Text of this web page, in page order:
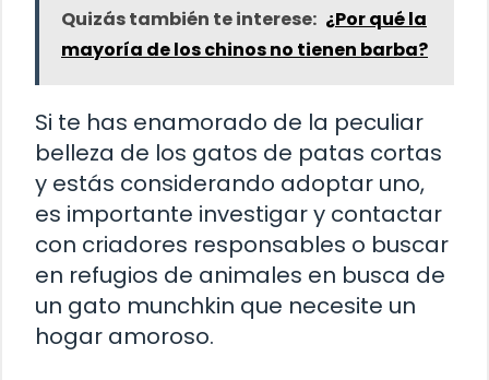
Quizás también te interese: ¿Por qué la
mayoría de los chinos no tienen barba?
Si te has enamorado de la peculiar
belleza de los gatos de patas cortas
y estás considerando adoptar uno,
es importante investigar y contactar
con criadores responsables o buscar
en refugios de animales en busca de
un gato munchkin que necesite un
hogar amoroso.